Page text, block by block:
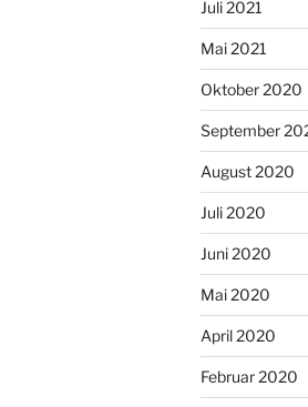
Juli 2021
Mai 2021
Oktober 2020
September
August 2020
Juli 2020
Juni 2020
Mai 2020
April 2020
Februar 2020